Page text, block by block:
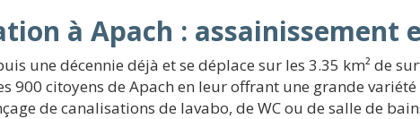
à Apach : assainissement
une décennie déjà et se déplace sur les 3.35 km² de
900 citoyens de Apach en leur offrant une grande
de canalisations de lavabo, de WC ou de salle de